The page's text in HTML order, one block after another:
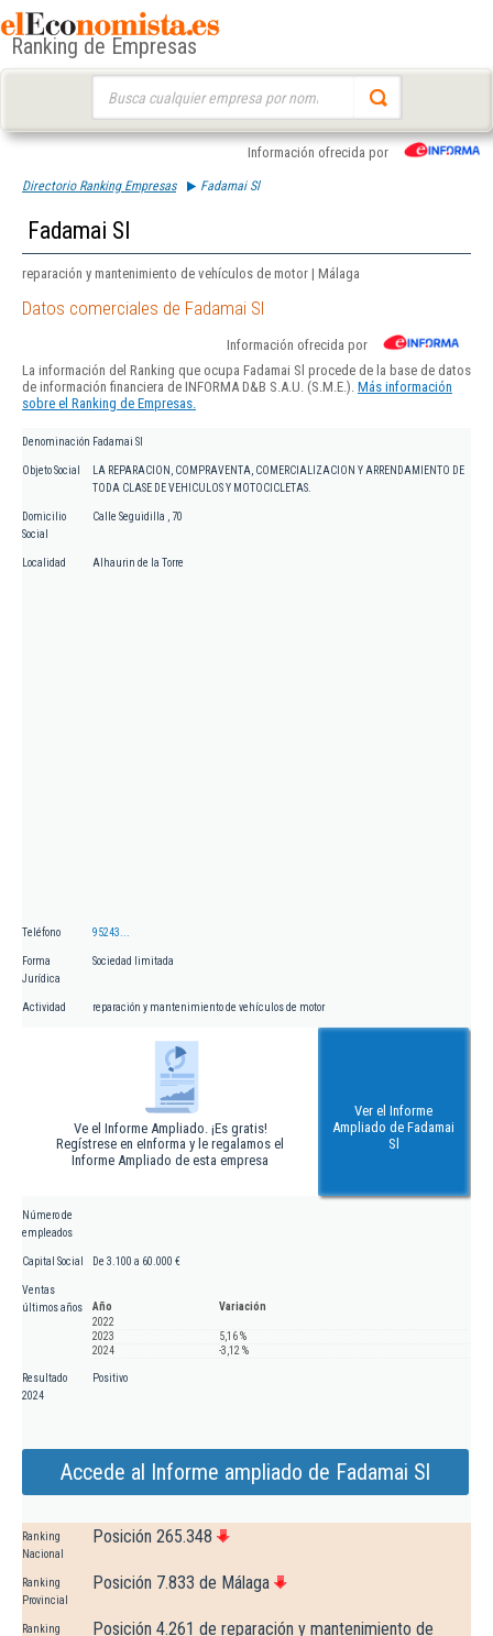
Ranking de Empresas
Información ofrecida por
Directorio Ranking Empresas Fadamai Sl
Fadamai Sl
reparación y mantenimiento de vehículos de motor | Málaga
Datos comerciales de Fadamai Sl
Información ofrecida por
La información del Ranking que ocupa Fadamai Sl procede de la base de datos
de información financiera de INFORMA D&B S.A.U. (S.M.E.). Más información
sobre el Ranking de Empresas.
Denominación Fadamai Sl
Objeto Social
LA REPARACION, COMPRAVENTA, COMERCIALIZACION Y ARRENDAMIENTO DE
TODA CLASE DE VEHICULOS Y MOTOCICLETAS.
Domicilio
Social
Calle Seguidilla , 70
Localidad Alhaurin de la Torre
Teléfono 95243...
Forma
Jurídica
Sociedad limitada
Actividad reparación y mantenimiento de vehículos de motor
Ve el Informe Ampliado. ¡Es gratis!
Regístrese en eInforma y le regalamos el
Informe Ampliado de esta empresa
Ver el Informe
Ampliado de Fadamai
Sl
Número de
empleados
Capital Social De 3.100 a 60.000 €
Ventas
últimos años
Año
Variación
2022
2023
5,16 %
2024
-3,12 %
Resultado
2024
Positivo
Accede al Informe ampliado de Fadamai Sl
Ranking
Nacional
Posición 265.348
Ranking
Provincial
Posición 7.833 de Málaga
Ranking
Posición 4.261 de reparación y mantenimiento de